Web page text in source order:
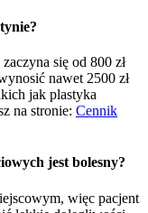
się od 800 zł
nawet 2500 zł
jak plastyka
na stronie: Cennik
jest bolesny?
więc pacjent